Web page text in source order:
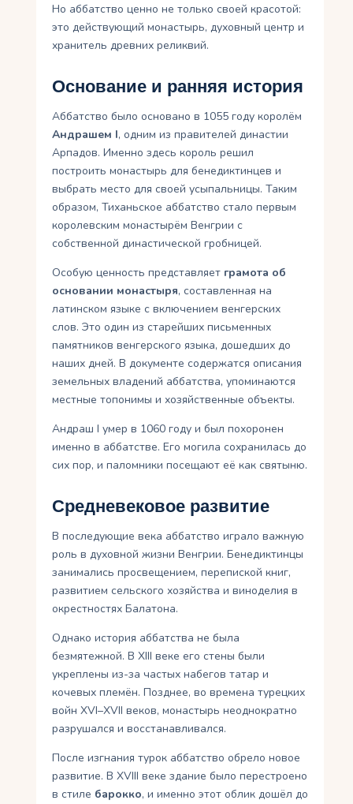
Но аббатство ценно не только своей красотой:
это действующий монастырь, духовный центр и
хранитель древних реликвий.
Основание и ранняя история
Аббатство было основано в 1055 году королём
Андрашем I, одним из правителей династии
Арпадов. Именно здесь король решил
построить монастырь для бенедиктинцев и
выбрать место для своей усыпальницы. Таким
образом, Тиханьское аббатство стало первым
королевским монастырём Венгрии с
собственной династической гробницей.
Особую ценность представляет грамота об
основании монастыря, составленная на
латинском языке с включением венгерских
слов. Это один из старейших письменных
памятников венгерского языка, дошедших до
наших дней. В документе содержатся описания
земельных владений аббатства, упоминаются
местные топонимы и хозяйственные объекты.
Андраш I умер в 1060 году и был похоронен
именно в аббатстве. Его могила сохранилась до
сих пор, и паломники посещают её как святыню.
Средневековое развитие
В последующие века аббатство играло важную
роль в духовной жизни Венгрии. Бенедиктинцы
занимались просвещением, перепиской книг,
развитием сельского хозяйства и виноделия в
окрестностях Балатона.
Однако история аббатства не была
безмятежной. В XIII веке его стены были
укреплены из-за частых набегов татар и
кочевых племён. Позднее, во времена турецких
войн XVI–XVII веков, монастырь неоднократно
разрушался и восстанавливался.
После изгнания турок аббатство обрело новое
развитие. В XVIII веке здание было перестроено
в стиле барокко, и именно этот облик дошёл до